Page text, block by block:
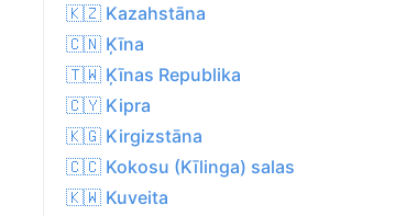
🇰🇿 Kazahstāna
🇨🇳 Ķīna
🇹🇼 Ķīnas Republika
🇨🇾 Kipra
🇰🇬 Kirgizstāna
🇨🇨 Kokosu (Kīlinga) salas
🇰🇼 Kuveita